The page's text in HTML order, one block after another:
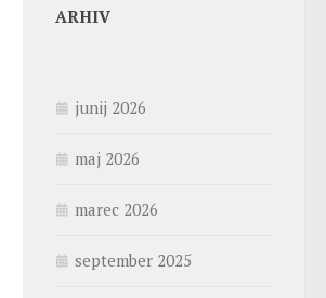
ARHIV
junij 2026
maj 2026
marec 2026
september 2025